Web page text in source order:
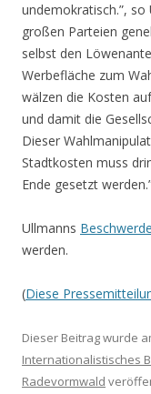
undemokratisch.”, so
großen Parteien
selbst den
Werbefläche zum
wälzen die Kosten
und damit die
Dieser
Stadtkosten muss
Ende gesetzt
Ullmanns
werden.
(Diese
Dieser Beitrag wurde
Internationalistisches
Radevormwald